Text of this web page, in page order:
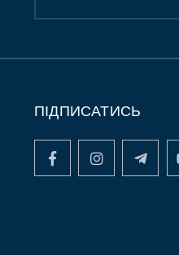
ПІДПИСАТИСЬ